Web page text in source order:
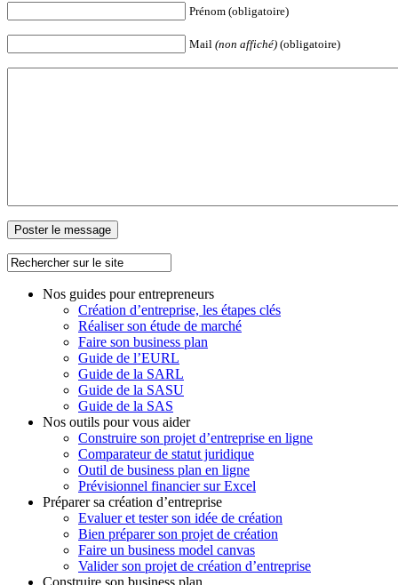
Prénom (obligatoire)
Mail (non affiché) (obligatoire)
Nos guides pour entrepreneurs
Création d’entreprise, les étapes clés
Réaliser son étude de marché
Faire son business plan
Guide de l’EURL
Guide de la SARL
Guide de la SASU
Guide de la SAS
Nos outils pour vous aider
Construire son projet d’entreprise en ligne
Comparateur de statut juridique
Outil de business plan en ligne
Prévisionnel financier sur Excel
Préparer sa création d’entreprise
Evaluer et tester son idée de création
Bien préparer son projet de création
Faire un business model canvas
Valider son projet de création d’entreprise
Construire son business plan